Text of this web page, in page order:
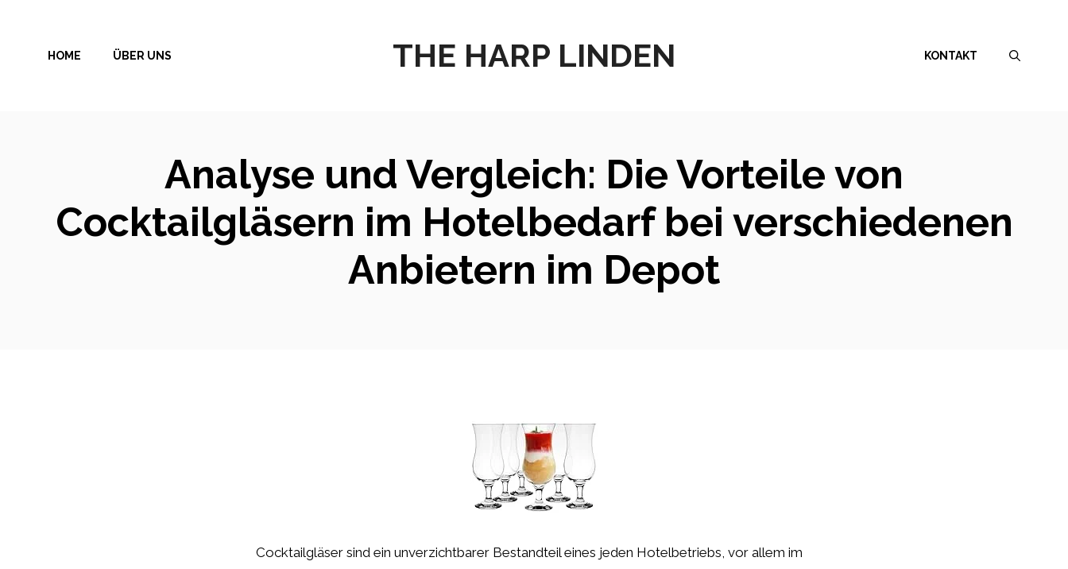
springen
THE HARP LINDEN
HOME ÜBER UNS KONTAKT
Analyse und Vergleich: Die Vorteile von
Cocktailgläsern im Hotelbedarf bei verschiedenen
Anbietern im Depot
Cocktailgläser sind ein unverzichtbarer Bestandteil eines jeden Hotelbetriebs, vor allem im